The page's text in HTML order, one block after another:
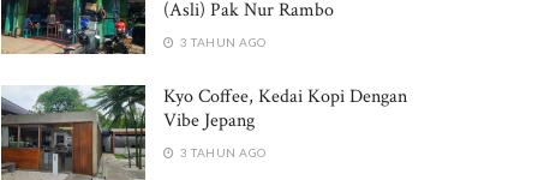
(Asli) Pak Nur Rambo
3 TAHUN AGO
Kyo Coffee, Kedai Kopi Dengan
Vibe Jepang
3 TAHUN AGO